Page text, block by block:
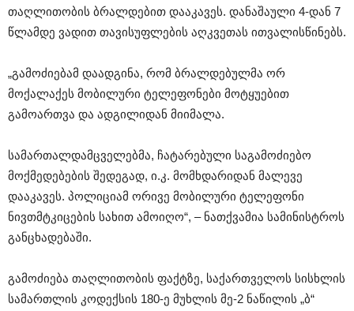
თაღლითობის ბრალდებით დააკავეს. დანაშაული 4-დან 7
წლამდე ვადით თავისუფლების აღკვეთას ითვალისწინებს.
„გამოძიებამ დაადგინა, რომ ბრალდებულმა ორ
მოქალაქეს მობილური ტელეფონები მოტყუებით
გამოართვა და ადგილიდან მიიმალა.
სამართალდამცველებმა, ჩატარებული საგამოძიებო
მოქმედებების შედეგად, ი.კ. მომხდარიდან მალევე
დააკავეს. პოლიციამ ორივე მობილური ტელეფონი
ნივთმტკიცების სახით ამოიღო“, – ნათქვამია სამინისტროს
განცხადებაში.
გამოძიება თაღლითობის ფაქტზე, საქართველოს სისხლის
სამართლის კოდექსის 180-ე მუხლის მე-2 ნაწილის „ბ“